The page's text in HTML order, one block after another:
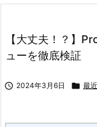
【大丈夫！？】
ューを徹底検証
 2024年3月6日  最